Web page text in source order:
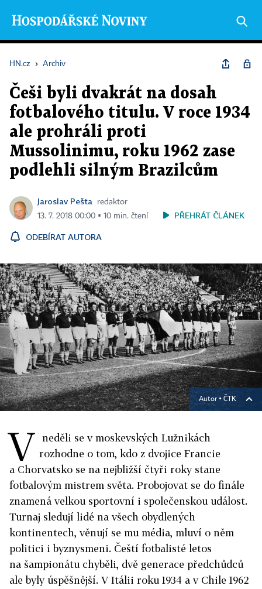
HN.cz › Archiv
Češi byli dvakrát na dosah
fotbalového titulu. V roce 1934
ale prohráli proti
Mussolinimu, roku 1962 zase
podlehli silným Brazilcům
Jaroslav Pešta
redaktor
13. 7. 2018 00:00 ▪ 10 min. čtení
PŘEHRÁT ČLÁNEK
ODEBÍRAT AUTORA
Autor ▪ ČTK
V neděli se v moskevských Lužnikách
rozhodne o tom, kdo z dvojice Francie
a Chorvatsko se na nejbližší čtyři roky stane
fotbalovým mistrem světa. Probojovat se do finále
znamená velkou sportovní i společenskou událost.
Turnaj sledují lidé na všech obydlených
kontinentech, věnují se mu média, mluví o něm
politici i byznysmeni. Čeští fotbalisté letos
na šampionátu chyběli, dvě generace předchůdců
ale byly úspěšnější. V Itálii roku 1934 a v Chile 1962